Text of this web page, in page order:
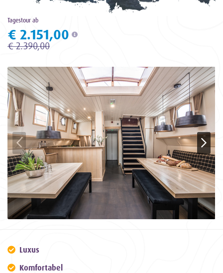
Tagestour ab
€ 2.151,00
€ 2.390,00
Luxus
Komfortabel